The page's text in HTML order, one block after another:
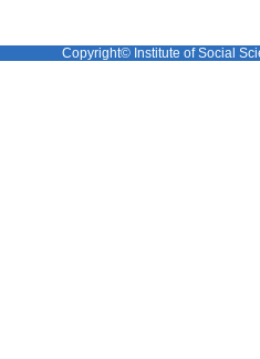
Copyright© Institute of Social